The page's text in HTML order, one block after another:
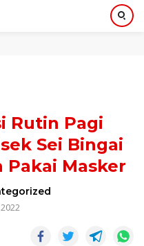
Rutin Pagi
Sei Bingai
Masker